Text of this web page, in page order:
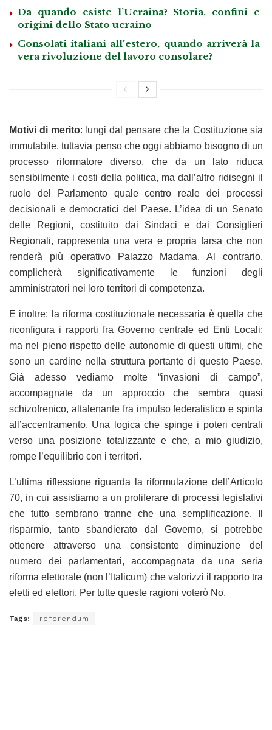
Da quando esiste l’Ucraina? Storia, confini e
origini dello Stato ucraino
Consolati italiani all’estero, quando arriverà la
vera rivoluzione del lavoro consolare?
Motivi di merito: lungi dal pensare che la Costituzione sia
immutabile, tuttavia penso che oggi abbiamo bisogno di un
processo riformatore diverso, che da un lato riduca
sensibilmente i costi della politica, ma dall’altro ridisegni il
ruolo del Parlamento quale centro reale dei processi
decisionali e democratici del Paese. L’idea di un Senato
delle Regioni, costituito dai Sindaci e dai Consiglieri
Regionali, rappresenta una vera e propria farsa che non
renderà più operativo Palazzo Madama. Al contrario,
complicherà significativamente le funzioni degli
amministratori nei loro territori di competenza.
E inoltre: la riforma costituzionale necessaria è quella che
riconfigura i rapporti fra Governo centrale ed Enti Locali;
ma nel pieno rispetto delle autonomie di questi ultimi, che
sono un cardine nella struttura portante di questo Paese.
Già adesso vediamo molte “invasioni di campo”,
accompagnate da un approccio che sembra quasi
schizofrenico, altalenante fra impulso federalistico e spinta
all’accentramento. Una logica che spinge i poteri centrali
verso una posizione totalizzante e che, a mio giudizio,
rompe l’equilibrio con i territori.
L’ultima riflessione riguarda la riformulazione dell’Articolo
70, in cui assistiamo a un proliferare di processi legislativi
che tutto sembrano tranne che una semplificazione. Il
risparmio, tanto sbandierato dal Governo, si potrebbe
ottenere attraverso una consistente diminuzione del
numero dei parlamentari, accompagnata da una seria
riforma elettorale (non l’Italicum) che valorizzi il rapporto tra
eletti ed elettori. Per tutte queste ragioni voterò No.
Tags: referendum